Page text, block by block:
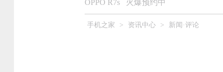
OPPO R7s 火爆预约中
手机之家 > 资讯中心 > 新闻·评论